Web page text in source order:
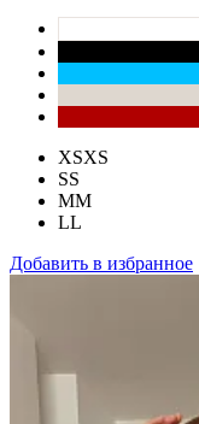
XSXS
SS
MM
LL
Добавить в избранное